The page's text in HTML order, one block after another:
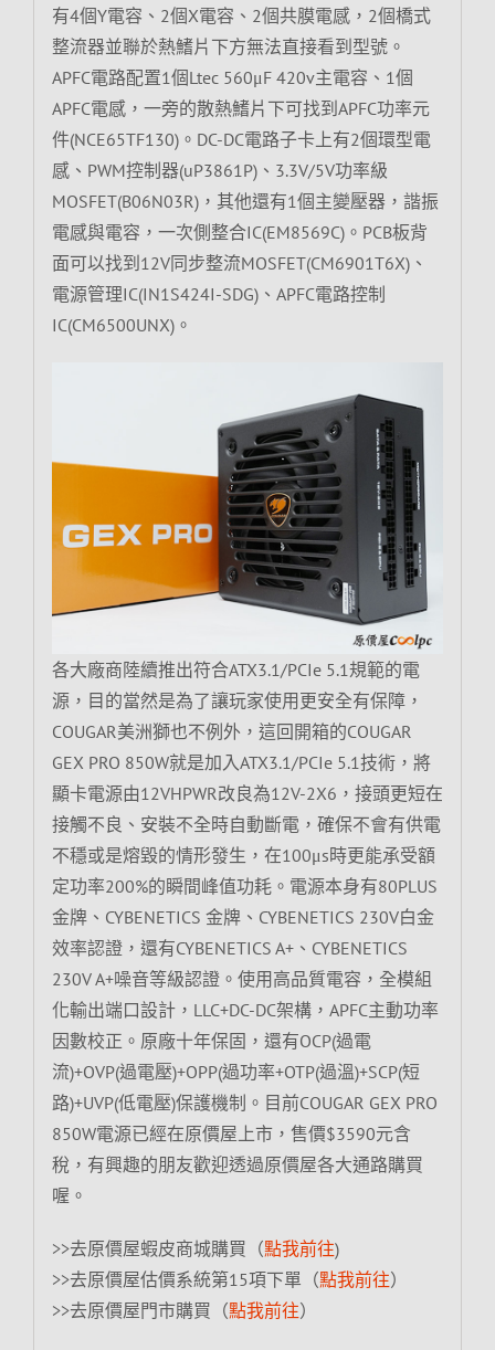
有4個Y電容、2個X電容、2個共膜電感，2個橋式
整流器並聯於熱鰭片下方無法直接看到型號。
APFC電路配置1個Ltec 560μF 420v主電容、1個
APFC電感，一旁的散熱鰭片下可找到APFC功率元
件(NCE65TF130)。DC-DC電路子卡上有2個環型電
感、PWM控制器(uP3861P)、3.3V/5V功率級
MOSFET(B06N03R)，其他還有1個主變壓器，諧振
電感與電容，一次側整合IC(EM8569C)。PCB板背
面可以找到12V同步整流MOSFET(CM6901T6X)、
電源管理IC(IN1S424I-SDG)、APFC電路控制
IC(CM6500UNX)。
各大廠商陸續推出符合ATX3.1/PCIe 5.1規範的電
源，目的當然是為了讓玩家使用更安全有保障，
COUGAR美洲獅也不例外，這回開箱的COUGAR
GEX PRO 850W就是加入ATX3.1/PCIe 5.1技術，將
顯卡電源由12VHPWR改良為12V-2X6，接頭更短在
接觸不良、安裝不全時自動斷電，確保不會有供電
不穩或是熔毀的情形發生，在100μs時更能承受額
定功率200%的瞬間峰值功耗。電源本身有80PLUS
金牌、CYBENETICS 金牌、CYBENETICS 230V白金
效率認證，還有CYBENETICS A+、CYBENETICS
230V A+噪音等級認證。使用高品質電容，全模組
化輸出端口設計，LLC+DC-DC架構，APFC主動功率
因數校正。原廠十年保固，還有OCP(過電
流)+OVP(過電壓)+OPP(過功率+OTP(過溫)+SCP(短
路)+UVP(低電壓)保護機制。目前COUGAR GEX PRO
850W電源已經在原價屋上市，售價$3590元含
稅，有興趣的朋友歡迎透過原價屋各大通路購買
喔。
>>去原價屋蝦皮商城購買（點我前往)
>>去原價屋估價系統第15項下單（點我前往）
>>去原價屋門市購買（點我前往）